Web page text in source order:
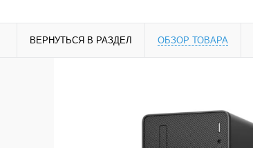
ВЕРНУТЬСЯ В РАЗДЕЛ ОБЗОР ТОВАРА